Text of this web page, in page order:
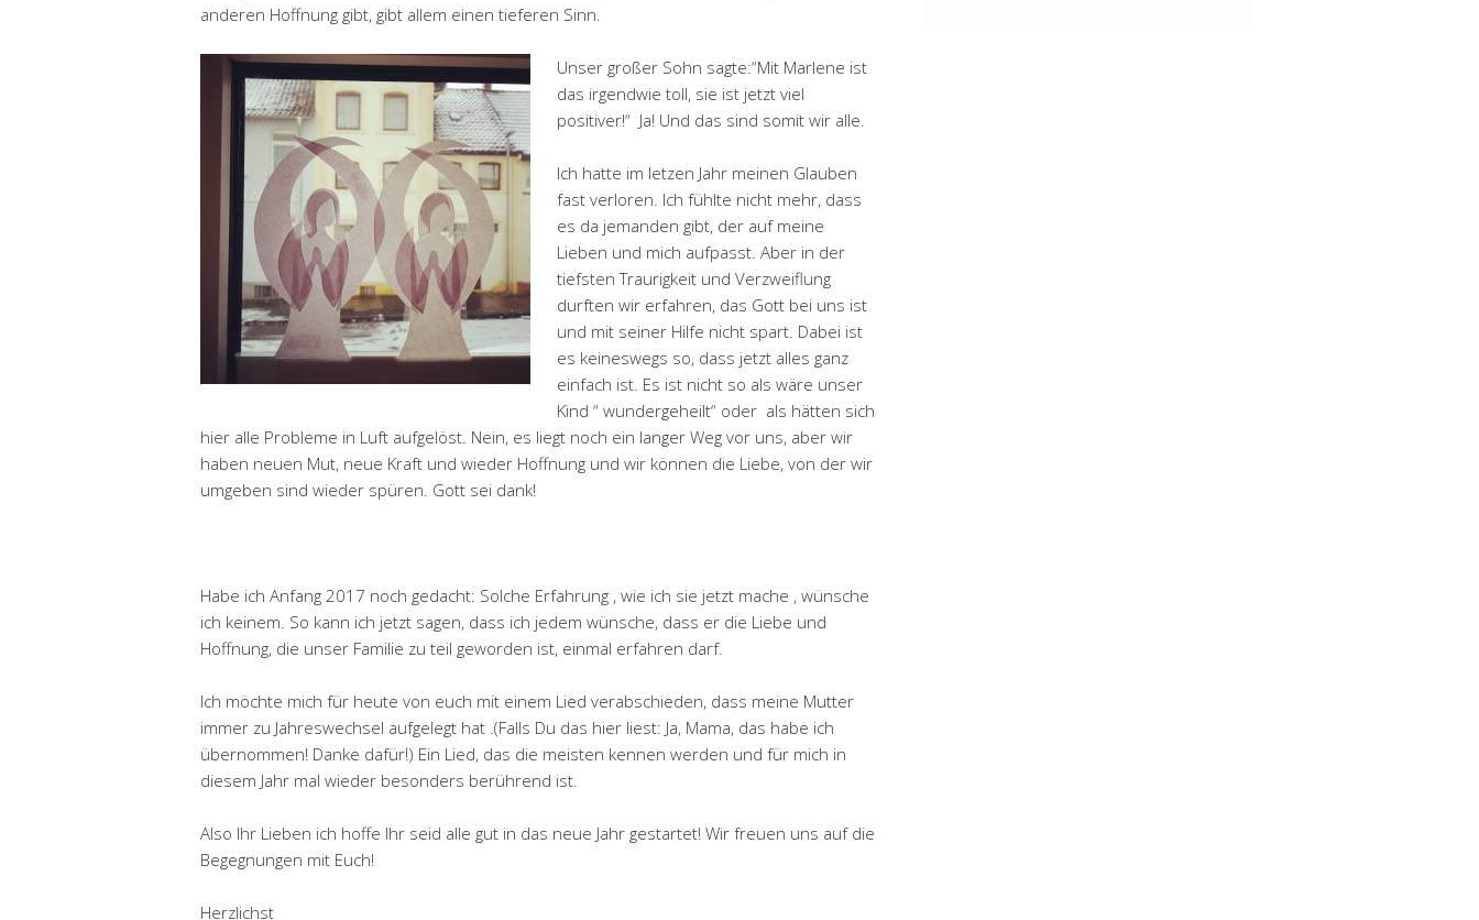
anderen Hoffnung gibt, gibt allem einen tieferen Sinn.
Unser großer Sohn sagte:“Mit Marlene ist
das irgendwie toll, sie ist jetzt viel
positiver!“ Ja! Und das sind somit wir alle.
Ich hatte im letzen Jahr meinen Glauben
fast verloren. Ich fühlte nicht mehr, dass
es da jemanden gibt, der auf meine
Lieben und mich aufpasst. Aber in der
tiefsten Traurigkeit und Verzweiflung
durften wir erfahren, das Gott bei uns ist
und mit seiner Hilfe nicht spart. Dabei ist
es keineswegs so, dass jetzt alles ganz
einfach ist. Es ist nicht so als wäre unser
Kind “ wundergeheilt“ oder als hätten sich
hier alle Probleme in Luft aufgelöst. Nein, es liegt noch ein langer Weg vor uns, aber wir
haben neuen Mut, neue Kraft und wieder Hoffnung und wir können die Liebe, von der wir
umgeben sind wieder spüren. Gott sei dank!
Habe ich Anfang 2017 noch gedacht: Solche Erfahrung , wie ich sie jetzt mache , wünsche
ich keinem. So kann ich jetzt sagen, dass ich jedem wünsche, dass er die Liebe und
Hoffnung, die unser Familie zu teil geworden ist, einmal erfahren darf.
Ich möchte mich für heute von euch mit einem Lied verabschieden, dass meine Mutter
immer zu Jahreswechsel aufgelegt hat .(Falls Du das hier liest: Ja, Mama, das habe ich
übernommen! Danke dafür!) Ein Lied, das die meisten kennen werden und für mich in
diesem Jahr mal wieder besonders berührend ist.
Also Ihr Lieben ich hoffe Ihr seid alle gut in das neue Jahr gestartet! Wir freuen uns auf die
Begegnungen mit Euch!
Herzlichst